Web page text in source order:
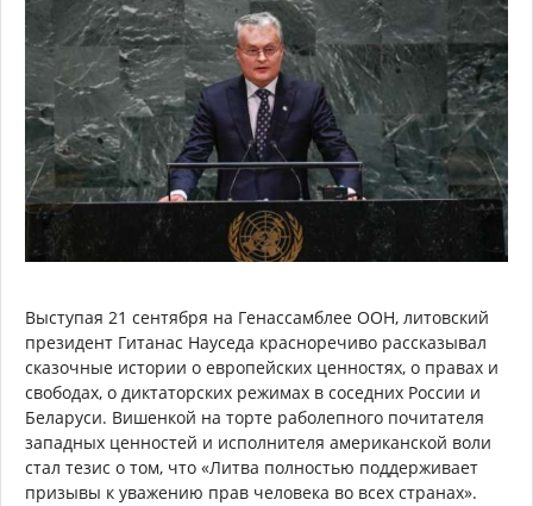
Выступая 21 сентября на Генассамблее ООН, литовский
президент Гитанас Науседа красноречиво рассказывал
сказочные истории о европейских ценностях, о правах и
свободах, о диктаторских режимах в соседних России и
Беларуси. Вишенкой на торте раболепного почитателя
западных ценностей и исполнителя американской воли
стал тезис о том, что «Литва полностью поддерживает
призывы к уважению прав человека во всех странах».